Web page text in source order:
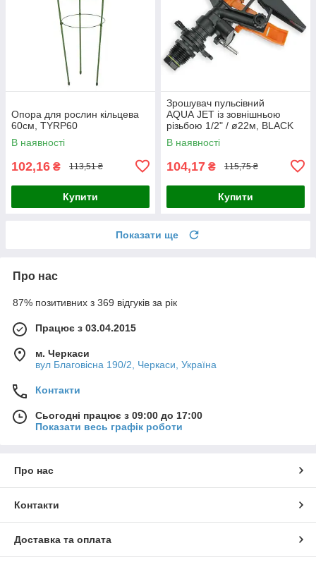
Опора для рослин кільцева
60см, TYRP60
В наявності
102,16 ₴ 113,51 ₴
Купити
Зрошувач пульсівний
AQUA JET із зовнішньою
різьбою 1/2" / ø22м, BLACK
LINE, AJ-TS6001
В наявності
104,17 ₴ 115,75 ₴
Купити
Показати ще
Про нас
87% позитивних з 369 відгуків за рік
Працює з 03.04.2015
м. Черкаси
вул Благовісна 190/2, Черкаси, Україна
Контакти
Сьогодні працює з 09:00 до 17:00
Показати весь графік роботи
Про нас
Контакти
Доставка та оплата